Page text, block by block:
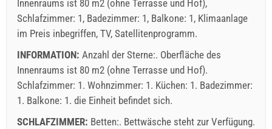
Last minute 06.03.2026 - 31.12.2027 / - 20 %
EUR (once - per_person), Anmeldung der Gäste (01.01 -
30.06. / 01.09. - 31.12.): 5 EUR (once - per_person)
Innenraums ist 80 m2 (ohne Terrasse und Hof),
Schlafzimmer: 1, Badezimmer: 1, Balkone: 1, Klimaanlage
im Preis inbegriffen, TV, Satellitenprogramm.
INFORMATION: Anzahl der Sterne:. Oberfläche des
Innenraums ist 80 m2 (ohne Terrasse und Hof).
Schlafzimmer: 1. Wohnzimmer: 1. Küchen: 1. Badezimmer:
1. Balkone: 1. die Einheit befindet sich.
SCHLAFZIMMER: Betten:. Bettwäsche steht zur Verfügung.